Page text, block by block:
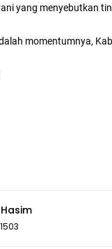
yang menyebutkan
momentumnya,
1503